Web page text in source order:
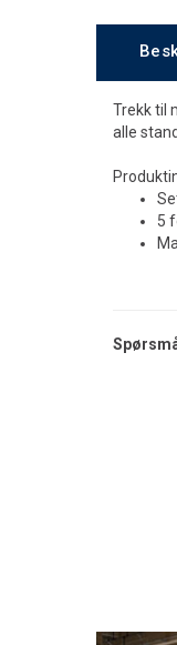
Trekk til
alle
5